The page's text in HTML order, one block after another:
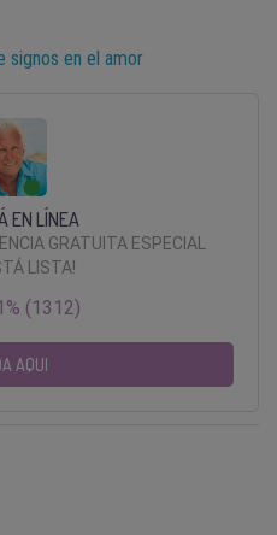
signos en el amor
EN LÍNEA
GRATUITA ESPECIAL
LISTA!
(1312)
AQUI